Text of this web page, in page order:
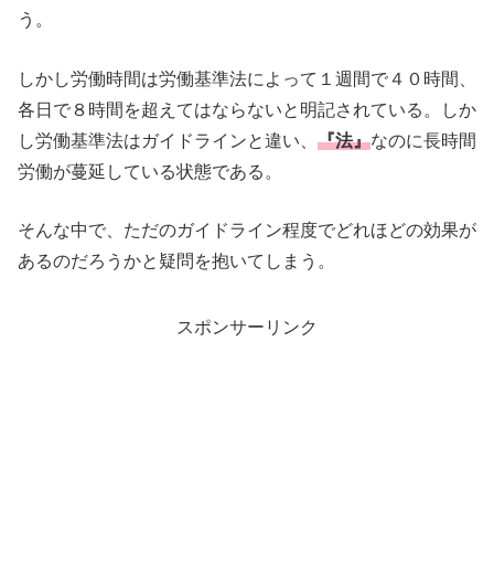
う。
しかし労働時間は労働基準法によって１週間で４０時間、
各日で８時間を超えてはならないと明記されている。しか
し労働基準法はガイドラインと違い、 『法』なのに長時間
労働が蔓延している状態である。
そんな中で、ただのガイドライン程度でどれほどの効果が
あるのだろうかと疑問を抱いてしまう。
スポンサーリンク